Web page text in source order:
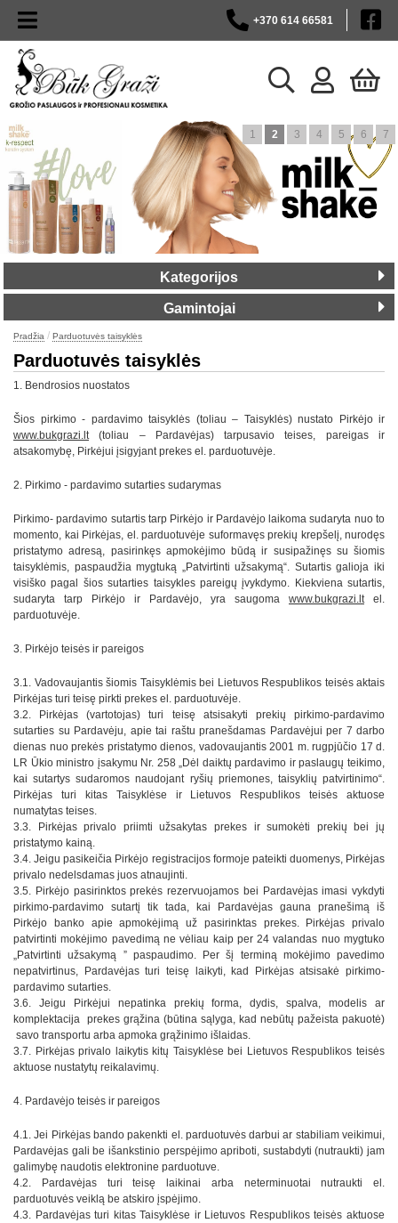
+370 614 66581
1 2 3 4 5 6 7
Kategorijos
Gamintojai
Pradžia / Parduotuvės taisyklės
Parduotuvės taisyklės
1. Bendrosios nuostatos
Šios pirkimo - pardavimo taisyklės (toliau – Taisyklės) nustato Pirkėjo ir
www.bukgrazi.lt(toliau – Pardavėjas) tarpusavio teises, pareigas ir
atsakomybę, Pirkėjui įsigyjant prekes el. parduotuvėje.
2. Pirkimo - pardavimo sutarties sudarymas
Pirkimo- pardavimo sutartis tarp Pirkėjo ir Pardavėjo laikoma sudaryta nuo to
momento, kai Pirkėjas, el. parduotuvėje suformavęs prekių krepšelį, nurodęs
pristatymo adresą, pasirinkęs apmokėjimo būdą ir susipažinęs su šiomis
taisyklėmis, paspaudžia mygtuką „Patvirtinti užsakymą“. Sutartis galioja iki
visiško pagal šios sutarties taisykles pareigų įvykdymo. Kiekviena sutartis,
sudaryta tarp Pirkėjo ir Pardavėjo, yra saugoma www.bukgrazi.ltel.
parduotuvėje.
3. Pirkėjo teisės ir pareigos
3.1. Vadovaujantis šiomis Taisyklėmis bei Lietuvos Respublikos teisės aktais
Pirkėjas turi teisę pirkti prekes el. parduotuvėje.
3.2. Pirkėjas (vartotojas) turi teisę atsisakyti prekių pirkimo-pardavimo
sutarties su Pardavėju, apie tai raštu pranešdamas Pardavėjui per 7 darbo
dienas nuo prekės pristatymo dienos, vadovaujantis 2001 m. rugpjūčio 17 d.
LR Ūkio ministro įsakymu Nr. 258 „Dėl daiktų pardavimo ir paslaugų teikimo,
kai sutartys sudaromos naudojant ryšių priemones, taisyklių patvirtinimo“.
Pirkėjas turi kitas Taisyklėse ir Lietuvos Respublikos teisės aktuose
numatytas teises.
3.3. Pirkėjas privalo priimti užsakytas prekes ir sumokėti prekių bei jų
pristatymo kainą.
3.4. Jeigu pasikeičia Pirkėjo registracijos formoje pateikti duomenys, Pirkėjas
privalo nedelsdamas juos atnaujinti.
3.5. Pirkėjo pasirinktos prekės rezervuojamos bei Pardavėjas imasi vykdyti
pirkimo-pardavimo sutartį tik tada, kai Pardavėjas gauna pranešimą iš
Pirkėjo banko apie apmokėjimą už pasirinktas prekes. Pirkėjas privalo
patvirtinti mokėjimo pavedimą ne vėliau kaip per 24 valandas nuo mygtuko
„Patvirtinti užsakymą ” paspaudimo. Per šį terminą mokėjimo pavedimo
nepatvirtinus, Pardavėjas turi teisę laikyti, kad Pirkėjas atsisakė pirkimo-
pardavimo sutarties.
3.6. Jeigu Pirkėjui nepatinka prekių forma, dydis, spalva, modelis ar
komplektacija prekes grąžina (būtina sąlyga, kad nebūtų pažeista pakuotė)
savo transportu arba apmoka grąžinimo išlaidas.
3.7. Pirkėjas privalo laikytis kitų Taisyklėse bei Lietuvos Respublikos teisės
aktuose nustatytų reikalavimų.
4. Pardavėjo teisės ir pareigos
4.1. Jei Pirkėjas bando pakenkti el. parduotuvės darbui ar stabiliam veikimui,
Pardavėjas gali be išankstinio perspėjimo apriboti, sustabdyti (nutraukti) jam
galimybę naudotis elektronine parduotuve.
4.2. Pardavėjas turi teisę laikinai arba neterminuotai nutraukti el.
parduotuvės veiklą be atskiro įspėjimo.
4.3. Pardavėjas turi kitas Taisyklėse ir Lietuvos Respublikos teisės aktuose